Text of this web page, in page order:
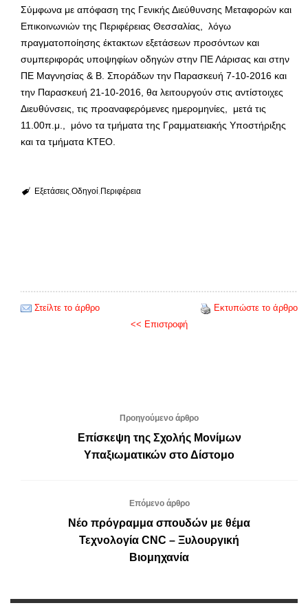
Σύμφωνα με απόφαση της Γενικής Διεύθυνσης Μεταφορών και
Επικοινωνιών της Περιφέρειας Θεσσαλίας, λόγω
πραγματοποίησης έκτακτων εξετάσεων προσόντων και
συμπεριφοράς υποψηφίων οδηγών στην ΠΕ Λάρισας και στην
ΠΕ Μαγνησίας & Β. Σποράδων την Παρασκευή 7-10-2016 και
την Παρασκευή 21-10-2016, θα λειτουργούν στις αντίστοιχες
Διευθύνσεις, τις προαναφερόμενες ημερομηνίες, μετά τις
11.00π.μ., μόνο τα τμήματα της Γραμματειακής Υποστήριξης
και τα τμήματα ΚΤΕΟ.
Εξετάσεις Οδηγοί Περιφέρεια
Στείλτε το άρθρο
Εκτυπώστε το άρθρο
<< Επιστροφή
Προηγούμενο άρθρο
Επίσκεψη της Σχολής Μονίμων
Υπαξιωματικών στο Δίστομο
Επόμενο άρθρο
Νέο πρόγραμμα σπουδών με θέμα
Τεχνολογία CNC – Ξυλουργική
Βιομηχανία